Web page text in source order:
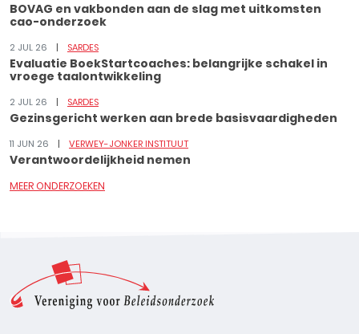
BOVAG en vakbonden aan de slag met uitkomsten
cao-onderzoek
2 JUL 26 SARDES
Evaluatie BoekStartcoaches: belangrijke schakel in
vroege taalontwikkeling
2 JUL 26 SARDES
Gezinsgericht werken aan brede basisvaardigheden
11 JUN 26 VERWEY-JONKER INSTITUUT
Verantwoordelijkheid nemen
MEER ONDERZOEKEN